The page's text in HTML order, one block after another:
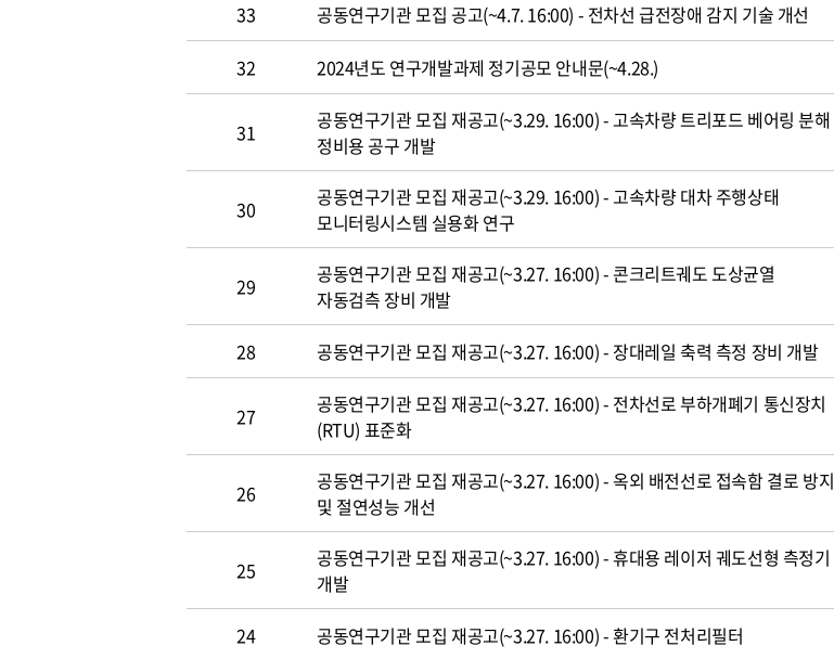
33 공동연구기관 모집 공고(~4.7. 16:00) - 전차선 급전장애 감지 기술 개선
32 2024년도 연구개발과제 정기공모 안내문(~4.28.)
31
공동연구기관 모집 재공고(~3.29. 16:00) - 고속차량 트리포드 베어링 분해
정비용 공구 개발
30
공동연구기관 모집 재공고(~3.29. 16:00) - 고속차량 대차 주행상태
모니터링시스템 실용화 연구
29
공동연구기관 모집 재공고(~3.27. 16:00) - 콘크리트궤도 도상균열
자동검측 장비 개발
28 공동연구기관 모집 재공고(~3.27. 16:00) - 장대레일 축력 측정 장비 개발
27
공동연구기관 모집 재공고(~3.27. 16:00) - 전차선로 부하개폐기 통신장치
(RTU) 표준화
26
공동연구기관 모집 재공고(~3.27. 16:00) - 옥외 배전선로 접속함 결로 방지
및 절연성능 개선
25
공동연구기관 모집 재공고(~3.27. 16:00) - 휴대용 레이저 궤도선형 측정기
개발
24 공동연구기관 모집 재공고(~3.27. 16:00) - 환기구 전처리필터